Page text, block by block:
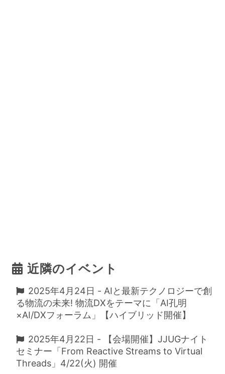
近隣のイベント
2025年4月24日 - AIと最新テクノロジーで創
る物流の未来! 物流DXをテーマに「AI孔明
×AI/DXフォーラム」【ハイブリッド開催】
2025年4月22日 - 【会場開催】JJUGナイト
セミナー「From Reactive Streams to Virtual
Threads」4/22(火) 開催